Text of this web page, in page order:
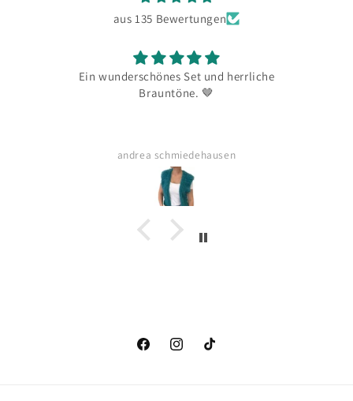
aus 135 Bewertungen
Ein wunderschönes Set und herrliche
Brauntöne. 🤎
andrea schmiedehausen
FacebookInstagramTikTok